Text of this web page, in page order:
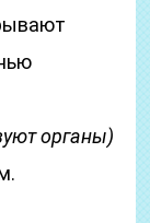
органы)